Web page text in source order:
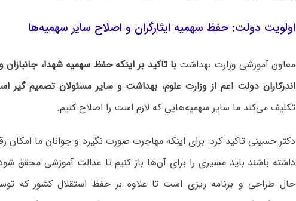
اولویت دولت: حفظ سهمیه ایثارگران و اصلاح سایر سهمیه‌ها
معاون آموزشی وزارت بهداشت با تاکید بر اینکه حفظ سهمیه شهدا،
اندرکاران دولت اعم از وزارت علوم، بهداشت و سایر مسئولان تصمیم گیر
تکلیف می‌کند ما سایر سهمیه‌هایی که لازم است را اصلاح کنیم.
دکتر حسینی تاکید کرد: برای اینکه مهاجرت صورت نگیرد و جوانان ما امکان
داشته باشند باید مسیری را برای آن‌ها باز کنیم تا عدالت آموزشی محقق
حال طراحی و برنامه ریزی است تا علاوه بر حفظ استقلال کشور که